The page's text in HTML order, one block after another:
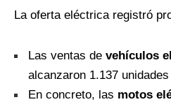
La oferta eléctrica registró
Las ventas de vehículos
alcanzaron 1.137
En concreto, las motos